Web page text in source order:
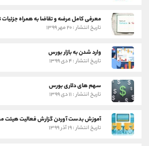
معرفی کامل عرضه و تقاضا به همراه جزئیات
تاریخ انتشار : ۲۰ مهر ۱۳۹۹
وارد شدن به بازار بورس
تاریخ انتشار : ۴ دی ۱۳۹۹
سهم های دلاری بورس
تاریخ انتشار : ۱۱ دی ۱۳۹۹
آموزش بدست آوردن گزارش فعالیت هیئت
تاریخ انتشار : ۱۹ آذر ۱۳۹۹